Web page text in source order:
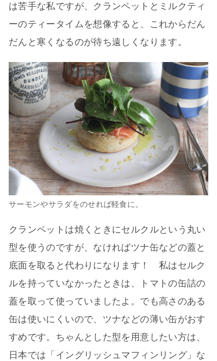
は苦手な私ですが、クランペットとミルクティ
ーのティータイムを想像すると、これからだん
だんと寒くなるのが待ち遠しくなります。
サーモンやサラダをのせれば軽食に。
クランペットは焼くときにセルクルという丸い
型を使うのですが、なければツナ缶などの蓋と
底面を取ると代わりになります！ 私はセルク
ルを持っていなかったときは、トマトの缶詰の
蓋を取って使っていましたよ。でも高さのある
缶は使いにくいので、ツナなどの薄い缶がおす
すめです。ちゃんとした型を用意したい方は、
日本では「イングリッシュマフィンリング」な